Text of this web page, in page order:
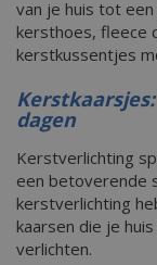
van je huis tot
kersthoes, fleece
kerstkussentjes
dagen
Kerstverlichting
een betoverende
kerstverlichting
kaarsen die je
verlichten.